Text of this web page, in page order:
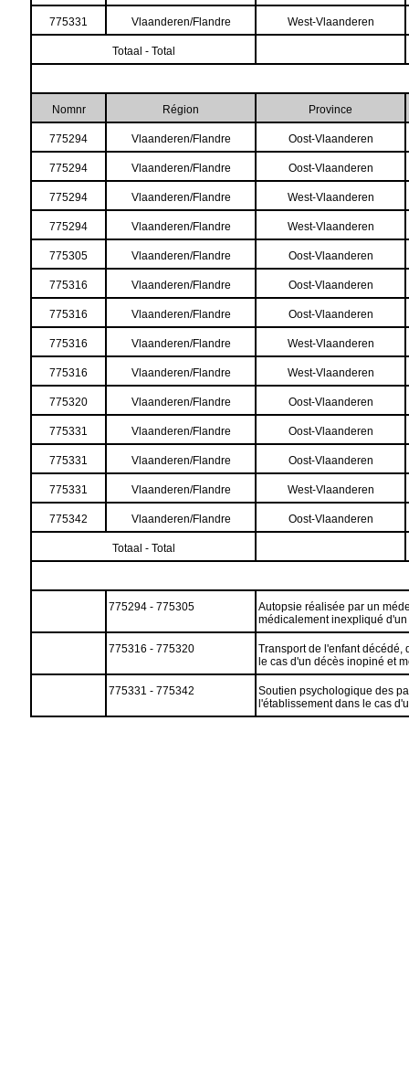
775331 Vlaanderen/Flandre West-Vlaanderen
Totaal - Total
Nomnr Région Province
775294 Vlaanderen/Flandre Oost-Vlaanderen
775294 Vlaanderen/Flandre Oost-Vlaanderen
775294 Vlaanderen/Flandre West-Vlaanderen
775294 Vlaanderen/Flandre West-Vlaanderen
775305 Vlaanderen/Flandre Oost-Vlaanderen
775316 Vlaanderen/Flandre Oost-Vlaanderen
775316 Vlaanderen/Flandre Oost-Vlaanderen
775316 Vlaanderen/Flandre West-Vlaanderen
775316 Vlaanderen/Flandre West-Vlaanderen
775320 Vlaanderen/Flandre Oost-Vlaanderen
775331 Vlaanderen/Flandre Oost-Vlaanderen
775331 Vlaanderen/Flandre Oost-Vlaanderen
775331 Vlaanderen/Flandre West-Vlaanderen
775342 Vlaanderen/Flandre Oost-Vlaanderen
Totaal - Total
775294 - 775305
Autopsie réalisée par un
médicalement inexpliqué
775316 - 775320
Transport de l'enfant décédé,
le cas d'un décès inopiné et
775331 - 775342
Soutien psychologique des
l'établissement dans le cas